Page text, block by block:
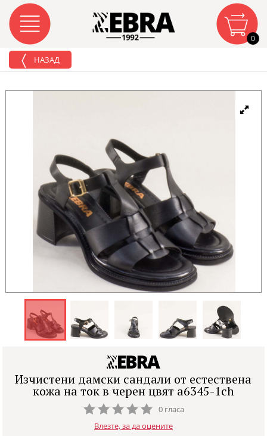
0
НАЗАД
Изчистени дамски сандали от естествена
кожа на ток в черен цвят a6345-1ch
0 гласа
Влезте, за да оцените